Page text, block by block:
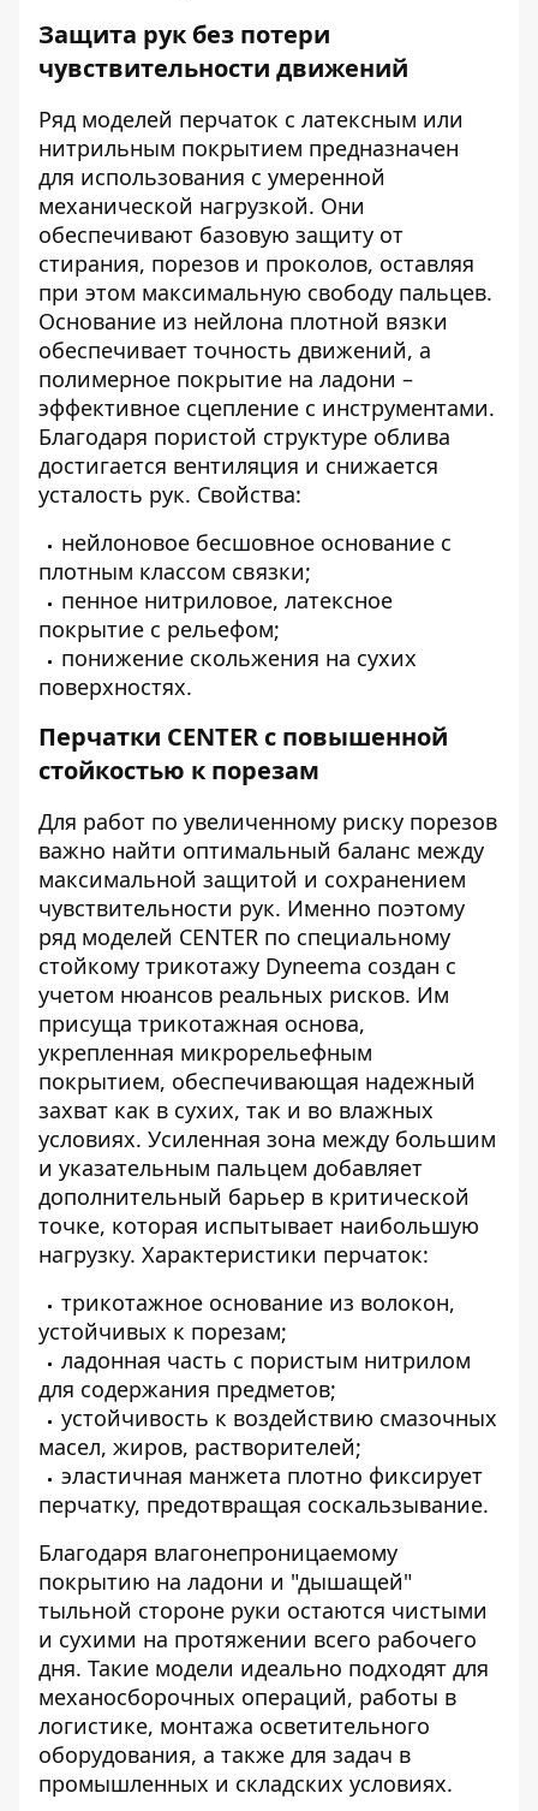
Защита рук без потери
чувствительности движений
Ряд моделей перчаток с латексным или
нитрильным покрытием предназначен
для использования с умеренной
механической нагрузкой. Они
обеспечивают базовую защиту от
стирания, порезов и проколов, оставляя
при этом максимальную свободу пальцев.
Основание из нейлона плотной вязки
обеспечивает точность движений, а
полимерное покрытие на ладони –
эффективное сцепление с инструментами.
Благодаря пористой структуре облива
достигается вентиляция и снижается
усталость рук. Свойства:
нейлоновое бесшовное основание с
плотным классом связки;
пенное нитриловое, латексное
покрытие с рельефом;
понижение скольжения на сухих
поверхностях.
Перчатки CENTER с повышенной
стойкостью к порезам
Для работ по увеличенному риску порезов
важно найти оптимальный баланс между
максимальной защитой и сохранением
чувствительности рук. Именно поэтому
ряд моделей CENTER по специальному
стойкому трикотажу Dyneema создан с
учетом нюансов реальных рисков. Им
присуща трикотажная основа,
укрепленная микрорельефным
покрытием, обеспечивающая надежный
захват как в сухих, так и во влажных
условиях. Усиленная зона между большим
и указательным пальцем добавляет
дополнительный барьер в критической
точке, которая испытывает наибольшую
нагрузку. Характеристики перчаток:
трикотажное основание из волокон,
устойчивых к порезам;
ладонная часть с пористым нитрилом
для содержания предметов;
устойчивость к воздействию смазочных
масел, жиров, растворителей;
эластичная манжета плотно фиксирует
перчатку, предотвращая соскальзывание.
Благодаря влагонепроницаемому
покрытию на ладони и "дышащей"
тыльной стороне руки остаются чистыми
и сухими на протяжении всего рабочего
дня. Такие модели идеально подходят для
механосборочных операций, работы в
логистике, монтажа осветительного
оборудования, а также для задач в
промышленных и складских условиях.